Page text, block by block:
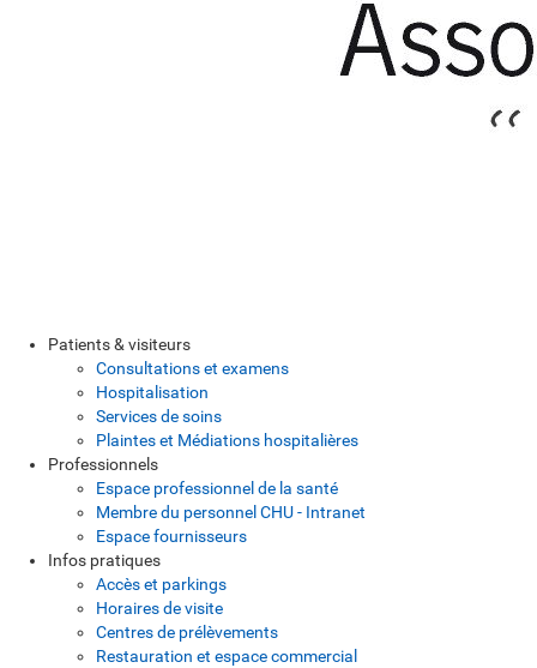
Patients & visiteurs
Consultations et examens
Hospitalisation
Services de soins
Plaintes et Médiations hospitalières
Professionnels
Espace professionnel de la santé
Membre du personnel CHU - Intranet
Espace fournisseurs
Infos pratiques
Accès et parkings
Horaires de visite
Centres de prélèvements
Restauration et espace commercial